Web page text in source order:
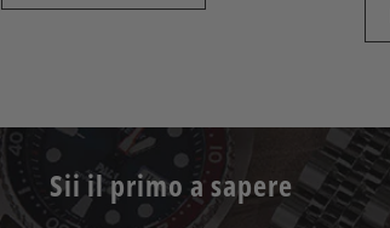
Sii il primo a sapere